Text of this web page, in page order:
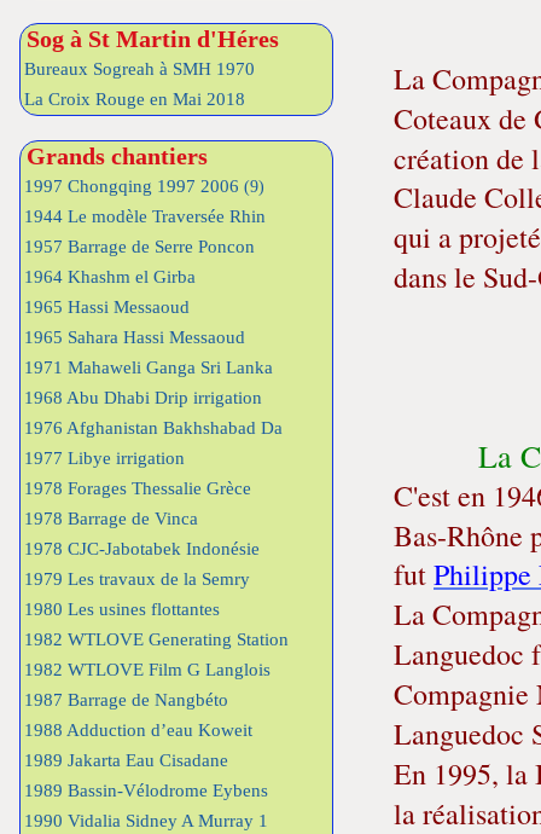
Sog à St Martin d'Héres
Bureaux Sogreah à SMH 1970
La Croix Rouge en Mai 2018
Grands chantiers
1997 Chongqing 1997 2006 (9)
1944 Le modèle Traversée Rhin
1957 Barrage de Serre Poncon
1964 Khashm el Girba
1965 Hassi Messaoud
1965 Sahara Hassi Messaoud
1971 Mahaweli Ganga Sri Lanka
1968 Abu Dhabi Drip irrigation
1976 Afghanistan Bakhshabad Da
1977 Libye irrigation
1978 Forages Thessalie Grèce
1978 Barrage de Vinca
1978 CJC-Jabotabek Indonésie
1979 Les travaux de la Semry
1980 Les usines flottantes
1982 WTLOVE Generating Station
1982 WTLOVE Film G Langlois
1987 Barrage de Nangbéto
1988 Adduction d’eau Koweit
1989 Jakarta Eau Cisadane
1989 Bassin-Vélodrome Eybens
1990 Vidalia Sidney A Murray 1
La
Coteaux de
création de
Claude
qui a
dans le
La
C'est en
Bas-Rhône
futPhilippe
La
Languedoc
Compagnie
Languedoc
En 1995,
la